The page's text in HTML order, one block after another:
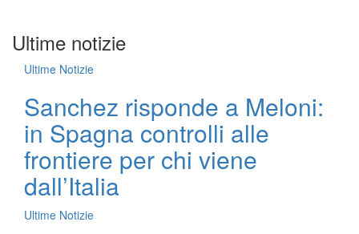
Ultime notizie
Ultime Notizie
Sanchez risponde a Meloni:
in Spagna controlli alle
frontiere per chi viene
dall’Italia
Ultime Notizie